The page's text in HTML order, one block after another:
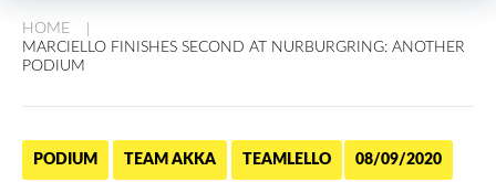
HOME
/
MARCIELLO FINISHES SECOND AT NURBURGRING: ANOTHER
PODIUM
PODIUM TEAM AKKA TEAMLELLO 08/09/2020